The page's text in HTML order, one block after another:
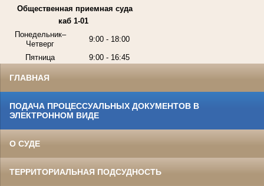
Общественная приемная суда
каб 1-01
Понедельник–
Четверг
9:00 - 18:00
Пятница 9:00 - 16:45
ГЛАВНАЯ
ПОДАЧА ПРОЦЕССУАЛЬНЫХ ДОКУМЕНТОВ В
ЭЛЕКТРОННОМ ВИДЕ
О СУДЕ
ТЕРРИТОРИАЛЬНАЯ ПОДСУДНОСТЬ